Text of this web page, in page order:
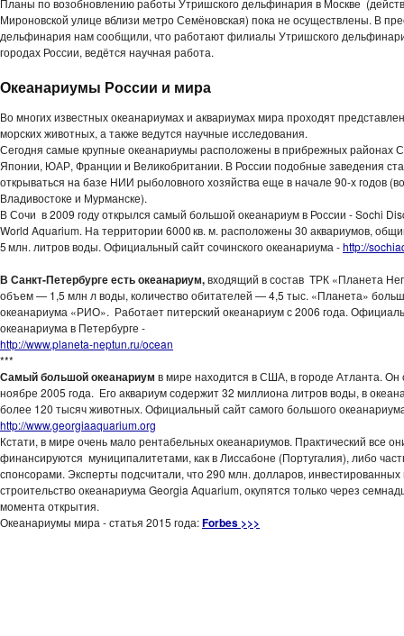
Мироновской улице вблизи метро Семёновская) пока не осуществлены. В
дельфинария нам сообщили, что работают филиалы Утришского
городах России, ведётся научная работа.
Океанариумы России и мира
Во многих известных океанариумах и аквариумах мира проходят
морских животных, а также ведутся научные исследования.
Сегодня самые крупные океанариумы расположены в прибрежных районах
Японии, ЮАР, Франции и Великобритании. В России подобные заведения
открываться на базе НИИ рыболовного хозяйства еще в начале 90-х годов (во
Владивостоке и Мурманске).
В Сочи в 2009 году открылся самый большой океанариум в России - Sochi
World Aquarium. На территории 6000 кв. м. расположены 30 аквариумов,
5 млн. литров воды. Официальный сайт сочинского океанариума -http://
В Санкт-Петербурге есть океанариум,входящий в состав ТРК «Планета
объем — 1,5 млн л воды, количество обитателей — 4,5 тыс. «Планета»
океанариума «РИО». Работает питерский океанариум с 2006 года.
океанариума в Петербурге -
http://www.planeta-neptun.ru/ocean
***
Самый большой океанариум в мире находится в США, в городе Атланта. Он
ноябре 2005 года. Его аквариум содержит 32 миллиона литров воды, в
более 120 тысяч животных. Официальный сайт самого большого
http://www.georgiaaquarium.org
Кстати, в мире очень мало рентабельных океанариумов. Практический все
финансируются муниципалитетами, как в Лиссабоне (Португалия), либо
спонсорами. Эксперты подсчитали, что 290 млн. долларов, инвестированных
строительство океанариума Georgia Aquarium, окупятся только через
момента открытия.
Океанариумы мира - статья 2015 года:Forbes >>>